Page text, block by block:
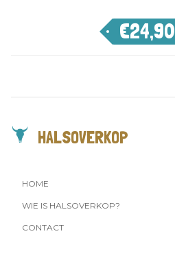
€24,90
HALSOVERKOP
HOME
WIE IS HALSOVERKOP?
CONTACT